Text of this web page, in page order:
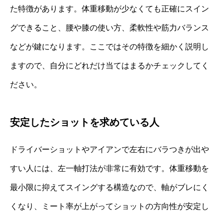
た特徴があります。体重移動が少なくても正確にスイン
グできること、腰や膝の使い方、柔軟性や筋力バランス
などが鍵になります。ここではその特徴を細かく説明し
ますので、自分にどれだけ当てはまるかチェックしてく
ださい。
安定したショットを求めている人
ドライバーショットやアイアンで左右にバラつきが出や
すい人には、左一軸打法が非常に有効です。体重移動を
最小限に抑えてスイングする構造なので、軸がブレにく
くなり、ミート率が上がってショットの方向性が安定し